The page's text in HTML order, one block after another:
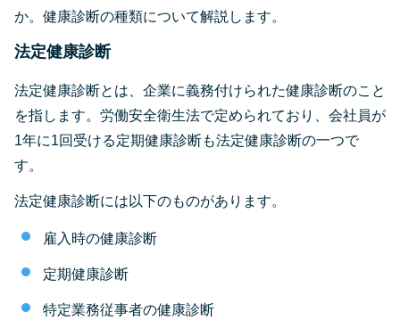
か。健康診断の種類について解説します。
法定健康診断
法定健康診断とは、企業に義務付けられた健康診断のこと
を指します。労働安全衛生法で定められており、会社員が
1年に1回受ける定期健康診断も法定健康診断の一つで
す。
法定健康診断には以下のものがあります。
雇入時の健康診断
定期健康診断
特定業務従事者の健康診断